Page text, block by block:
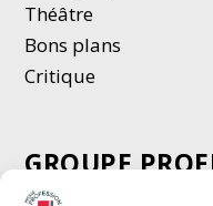
Théâtre
Bons plans
Critique
GROUPE